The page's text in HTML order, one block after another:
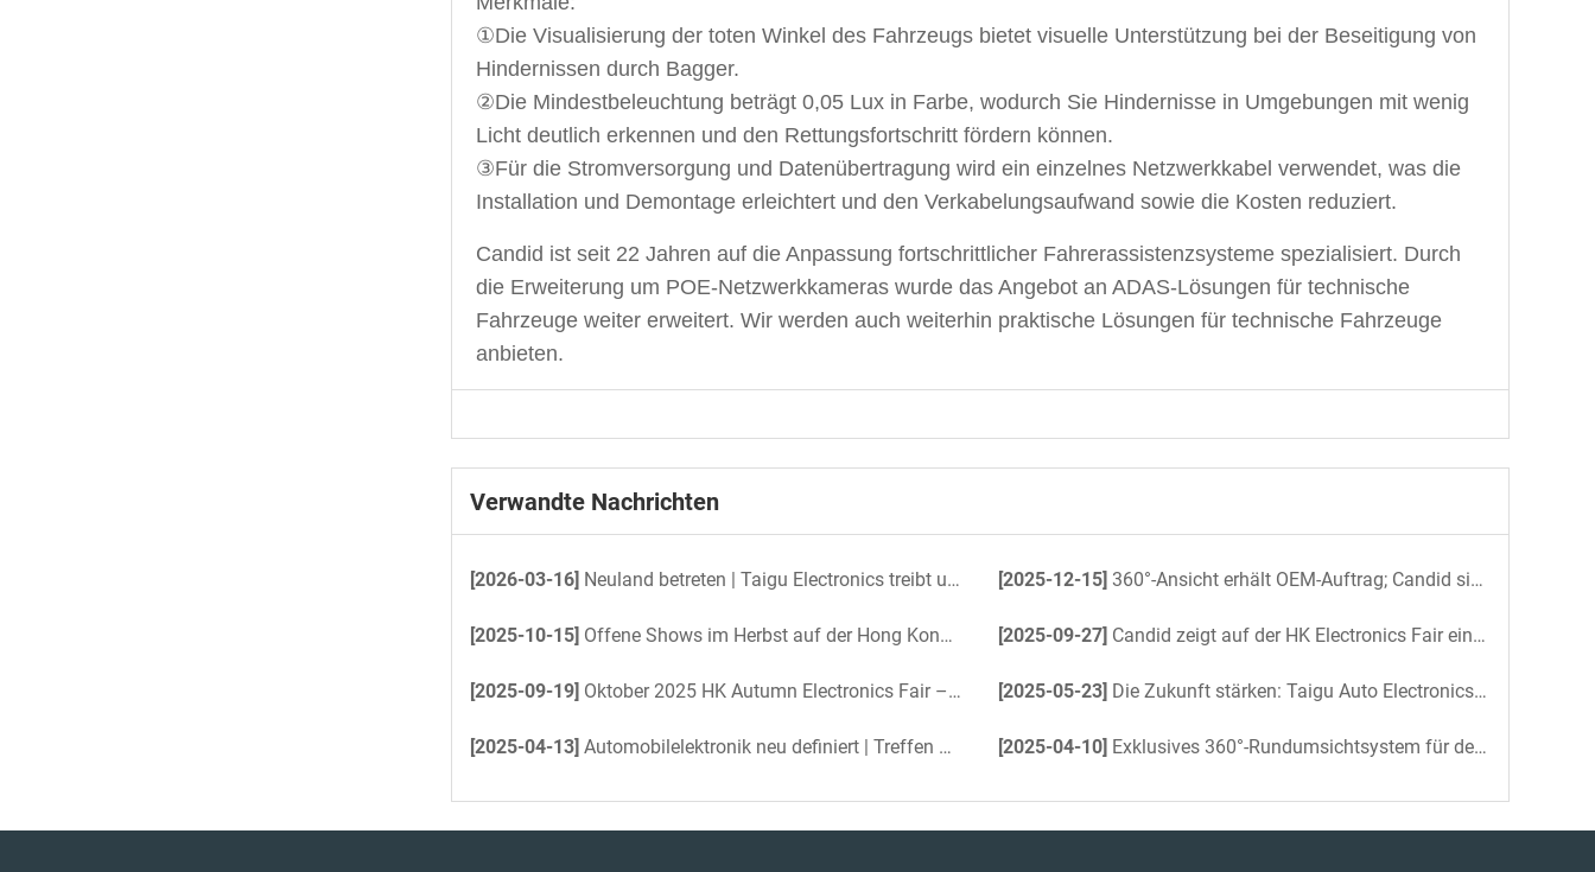
①Die Visualisierung der toten Winkel des Fahrzeugs bietet visuelle Unterstützung bei der Beseitigung von
Hindernissen durch Bagger.
②Die Mindestbeleuchtung beträgt 0,05 Lux in Farbe, wodurch Sie Hindernisse in Umgebungen mit wenig
Licht deutlich erkennen und den Rettungsfortschritt fördern können.
③Für die Stromversorgung und Datenübertragung wird ein einzelnes Netzwerkkabel verwendet, was die
Installation und Demontage erleichtert und den Verkabelungsaufwand sowie die Kosten reduziert.
Candid ist seit 22 Jahren auf die Anpassung fortschrittlicher Fahrerassistenzsysteme spezialisiert. Durch
die Erweiterung um POE-Netzwerkkameras wurde das Angebot an ADAS-Lösungen für technische
Fahrzeuge weiter erweitert. Wir werden auch weiterhin praktische Lösungen für technische Fahrzeuge
anbieten.
Verwandte Nachrichten
[2026-03-16] Neuland betreten | Taigu Electronics treibt unbemannte Yacht mit 360°-Rundumsichtprojekt an [2025-12-15] 360°-Ansicht erhält OEM-Auftrag; Candid sichert sich Pilotauftrag für Busse 2026
[2025-10-15] Offene Shows im Herbst auf der Hong Kong Electronics Fair 2025 [2025-09-27] Candid zeigt auf der HK Electronics Fair einen neuen digitalen Rückspiegel
[2025-09-19] Oktober 2025 HK Autumn Electronics Fair – Candid kommt bald [2025-05-23] Die Zukunft stärken: Taigu Auto Electronics beschleunigt KI-gesteuerte Büroeffizienz mit DeepSeek
[2025-04-13] Automobilelektronik neu definiert | Treffen Sie uns auf der Hong Kong Electronics Fair [2025-04-10] Exklusives 360°-Rundumsichtsystem für den Nissan Patrol 2025: Volle Kontrolle über jedes Terrain